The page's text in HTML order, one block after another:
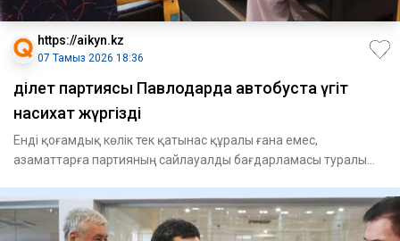
https://aikyn.kz
07 Тамыз 2026 18:36
Әділет партиясы Павлодарда автобуста үгіт
насихат жүргізді
Енді қоғамдық көлік тек қатынас құралы ғана емес,
азаматтарға партияның сайлауалды бағдарламасы туралы